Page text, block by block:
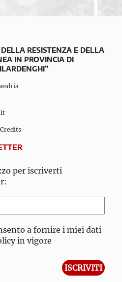
RESISTENZA E DELLA
IN PROVINCIA DI
Credits
per iscriverti
a fornire i miei dati
in vigore